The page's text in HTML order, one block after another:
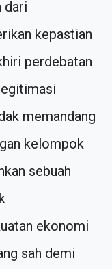
dari
kepastian
perdebatan
memandang
kelompok
sebuah
ekonomi
sah demi